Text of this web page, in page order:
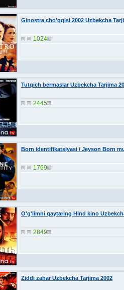
Ginostra cho'qqisi 2002 Uzbekcha
1024
Tutqich bermaslar Uzbekcha Tarjima
2445
Born identifikatsiyasi / Jeyson Born
1769
O'g'limni qaytaring Hind kino
2849
Ziddi zahar Uzbekcha Tarjima 2002